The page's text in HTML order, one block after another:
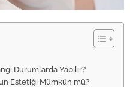
Durumlarda Yapılır?
Estetiği Mümkün mü?